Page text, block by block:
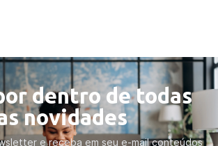
dentro de todas
novidades
e receba em seu e-mail conteúdos